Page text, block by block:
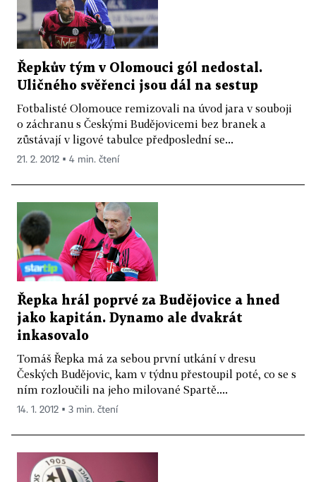
Řepkův tým v Olomouci gól nedostal.
Uličného svěřenci jsou dál na sestup
Fotbalisté Olomouce remizovali na úvod jara v souboji
o záchranu s Českými Budějovicemi bez branek a
zůstávají v ligové tabulce předposlední se...
21. 2. 2012 ▪ 4 min. čtení
Řepka hrál poprvé za Budějovice a hned
jako kapitán. Dynamo ale dvakrát
inkasovalo
Tomáš Řepka má za sebou první utkání v dresu
Českých Budějovic, kam v týdnu přestoupil poté, co se s
ním rozloučili na jeho milované Spartě....
14. 1. 2012 ▪ 3 min. čtení